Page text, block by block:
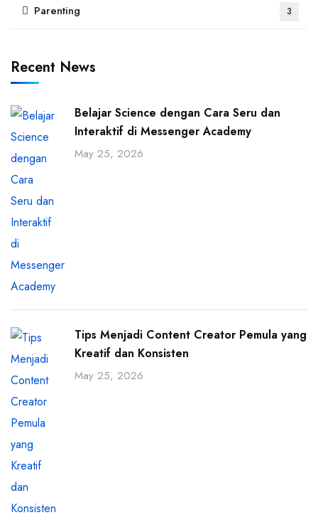
Parenting 3
Recent News
Belajar Science dengan Cara Seru dan
Interaktif di Messenger Academy
May 25, 2026
Tips Menjadi Content Creator Pemula yang
Kreatif dan Konsisten
May 25, 2026